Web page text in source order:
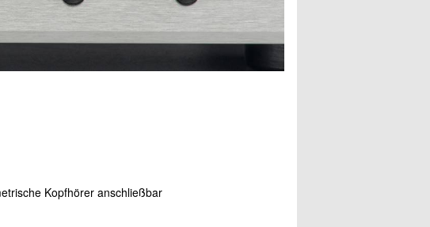
Kopfhörer anschließbar